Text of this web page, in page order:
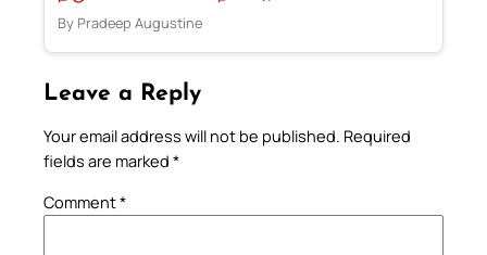
By Pradeep Augustine
Leave a Reply
Your email address will not be published. Required
fields are marked *
Comment*